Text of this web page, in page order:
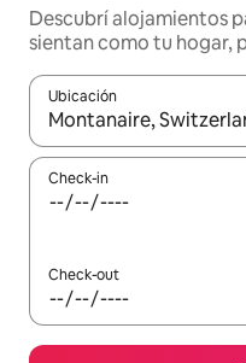
Descubrí alojamientos
sientan como tu hogar,
Ubicación
Cuando los resultados
Check-in
Check-out